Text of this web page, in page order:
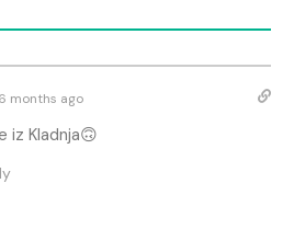
6 months ago
iz Kladnja🙃